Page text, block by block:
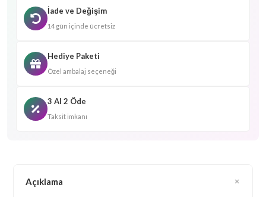
İade ve Değişim
14 gün içinde ücretsiz
Hediye Paketi
Özel ambalaj seçeneği
3 Al 2 Öde
Taksit imkanı
Açıklama